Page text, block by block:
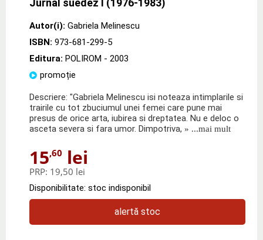
Autor(i): Gabriela Melinescu
ISBN: 973-681-299-5
Editura: POLIROM - 2003
promoție
Descriere: "Gabriela Melinescu isi noteaza intimplarile si
trairile cu tot zbuciumul unei femei care pune mai
presus de orice arta, iubirea si dreptatea. Nu e deloc o
asceta severa si fara umor. Dimpotriva, » ...mai mult
15,60 lei
PRP: 19,50 lei
Disponibilitate: stoc indisponibil
alertă stoc